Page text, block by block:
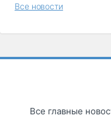
Все новости
Все главные